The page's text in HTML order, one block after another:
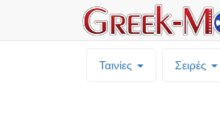
Ταινίες Σειρές